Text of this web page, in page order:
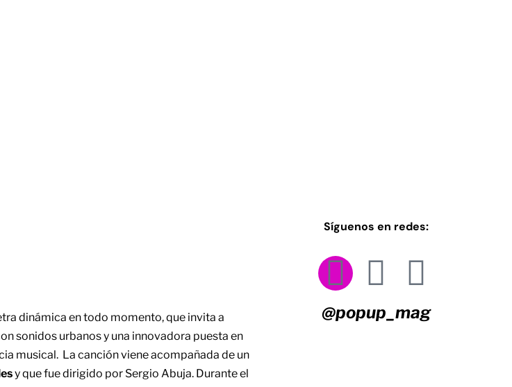
dinámica en todo momento, que invita a
sonidos urbanos y una innovadora puesta en
musical. La canción viene acompañada de un
y que fue dirigido por Sergio Abuja. Durante el
Síguenos en redes:
@popup_mag